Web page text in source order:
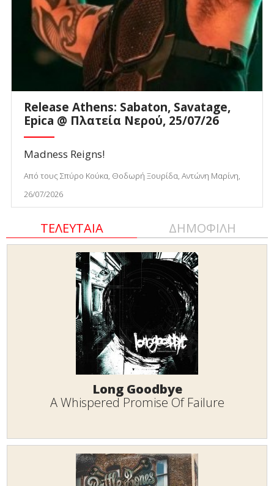
Release Athens: Sabaton, Savatage,
Epica @ Πλατεία Νερού, 25/07/26
Madness Reigns!
Από τους Σπύρο Κούκα, Θοδωρή Ξουρίδα, Αντώνη Μαρίνη,
26/07/2026
ΤΕΛΕΥΤΑΙΑ ΔΗΜΟΦΙΛΗ
Long Goodbye
A Whispered Promise Of Failure